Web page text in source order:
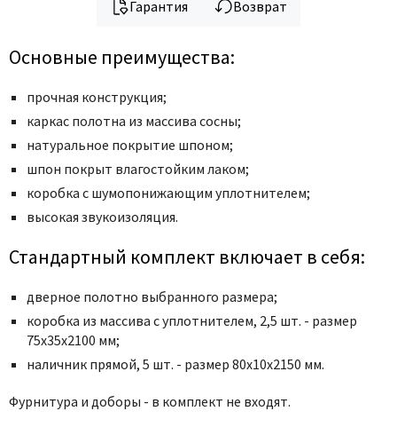
Miksal
Milyana
Morelli
Ofram
Optima Porte
Philips
Porte Vista
Portika
Poseidon
Гарантия Возврат
Основные преимущества:
прочная конструкция;
каркас полотна из массива сосны;
натуральное покрытие шпоном;
шпон покрыт влагостойким лаком;
коробка с шумопонижающим уплотнителем;
высокая звукоизоляция.
Стандартный комплект включает в себя:
дверное полотно выбранного размера;
коробка из массива с уплотнителем, 2,5 шт. - размер
75x35x2100 мм;
наличник прямой, 5 шт. - размер 80x10x2150 мм.
Фурнитура и доборы - в комплект не входят.